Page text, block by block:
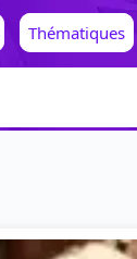
Thématiques